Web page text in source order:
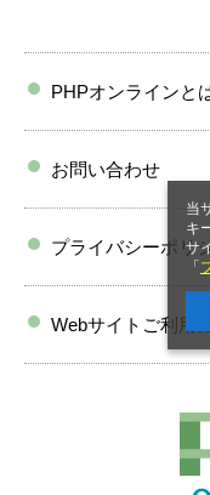
当
キ
サ
「
PHPオンラインと
お問い合わせ
プライバシーポリ
Webサイトご利用